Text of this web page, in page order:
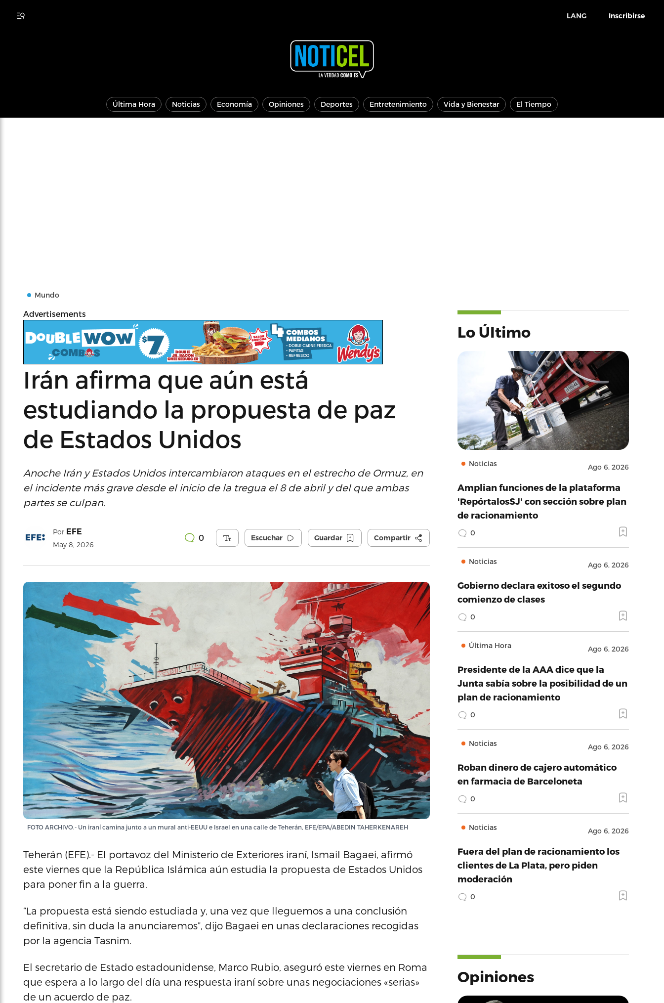
LANG Inscribirse
Última Hora Noticias Economía Opiniones Deportes Entretenimiento Vida y Bienestar El Tiempo
Mundo
Advertisements
Irán afirma que aún está
estudiando la propuesta de paz
de Estados Unidos
Anoche Irán y Estados Unidos intercambiaron ataques en el estrecho de Ormuz, en
el incidente más grave desde el inicio de la tregua el 8 de abril y del que ambas
partes se culpan.
Por EFE
May 8, 2026
0 Escuchar Guardar Compartir
FOTO ARCHIVO.- Un iraní camina junto a un mural anti-EEUU e Israel en una calle de Teherán, EFE/EPA/ABEDIN TAHERKENAREH
Teherán (EFE).- El portavoz del Ministerio de Exteriores iraní, Ismail Bagaei, afirmó
este viernes que la República Islámica aún estudia la propuesta de Estados Unidos
para poner fin a la guerra.
“La propuesta está siendo estudiada y, una vez que lleguemos a una conclusión
definitiva, sin duda la anunciaremos”, dijo Bagaei en unas declaraciones recogidas
por la agencia Tasnim.
El secretario de Estado estadounidense, Marco Rubio, aseguró este viernes en Roma
que espera a lo largo del día una respuesta iraní sobre unas negociaciones «serias»
de un acuerdo de paz.
Lo Último
Noticias Ago 6, 2026
Amplian funciones de la plataforma
'RepórtalosSJ' con sección sobre plan
de racionamiento
0
Noticias Ago 6, 2026
Gobierno declara exitoso el segundo
comienzo de clases
0
Última Hora Ago 6, 2026
Presidente de la AAA dice que la
Junta sabía sobre la posibilidad de un
plan de racionamiento
0
Noticias Ago 6, 2026
Roban dinero de cajero automático
en farmacia de Barceloneta
0
Noticias Ago 6, 2026
Fuera del plan de racionamiento los
clientes de La Plata, pero piden
moderación
0
Opiniones